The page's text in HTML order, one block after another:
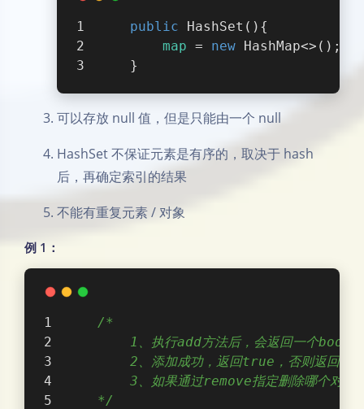
public HashSet () {
map = new HashMap<>();
    }
可以存放 null 值，但是只能由一个 null
HashSet 不保证元素是有序的，取决于 hash
后，再确定索引的结果
不能有重复元素 / 对象
例 1：
/*
1、执行add方法后，会返回一个
2、添加成功，返回true，否则返回
        3、如果通过remove指定删除哪个对象
    */